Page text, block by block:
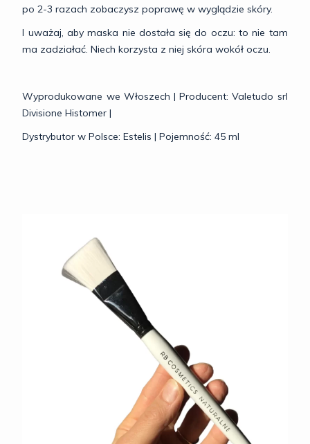
po 2-3 razach zobaczysz poprawę w wyglądzie skóry.
I uważaj, aby maska nie dostała się do oczu: to nie tam
ma zadziałać. Niech korzysta z niej skóra wokół oczu.
Wyprodukowane we Włoszech | Producent: Valetudo srl
Divisione Histomer |
Dystrybutor w Polsce: Estelis | Pojemność: 45 ml